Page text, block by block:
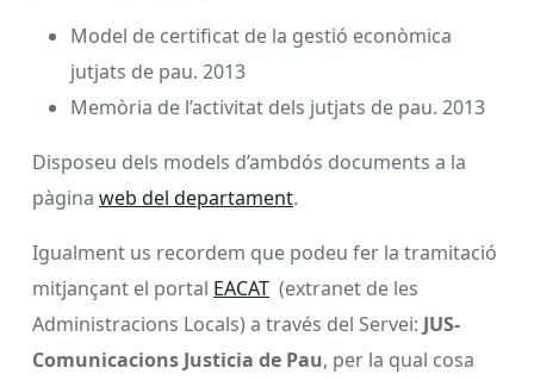
Model de certificat de la gestió econòmica
jutjats de pau. 2013
Memòria de l’activitat dels jutjats de pau. 2013
Disposeu dels models d’ambdós documents a la
pàgina web del departament.
Igualment us recordem que podeu fer la tramitació
mitjançant el portal EACAT (extranet de les
Administracions Locals) a través del Servei: JUS-
Comunicacions Justicia de Pau, per la qual cosa